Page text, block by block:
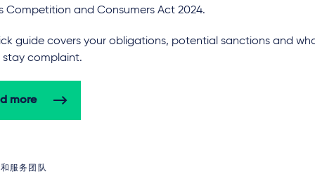
Competition and Consumers Act 2024.
guide covers your obligations, potential sanctions and
complaint.
more
服务团队